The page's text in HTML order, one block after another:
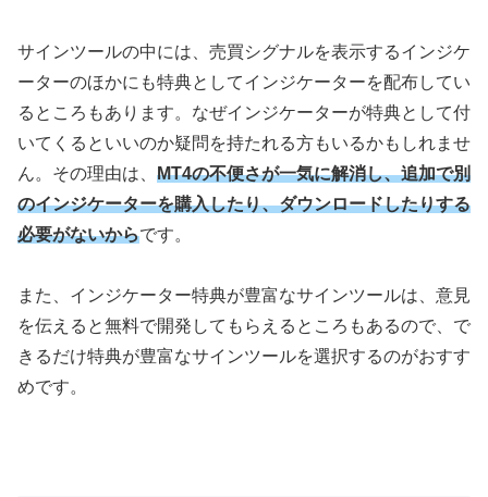
サインツールの中には、売買シグナルを表示するインジケ
ーターのほかにも特典としてインジケーターを配布してい
るところもあります。なぜインジケーターが特典として付
いてくるといいのか疑問を持たれる方もいるかもしれませ
ん。その理由は、 MT4の不便さが一気に解消し、追加で別
のインジケーターを購入したり、ダウンロードしたりする
必要がないからです。
また、インジケーター特典が豊富なサインツールは、意見
を伝えると無料で開発してもらえるところもあるので、で
きるだけ特典が豊富なサインツールを選択するのがおすす
めです。